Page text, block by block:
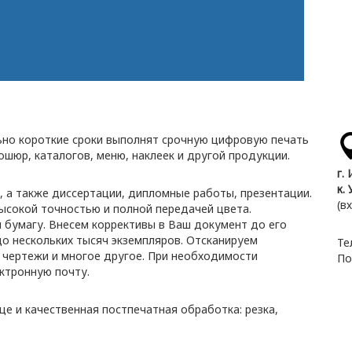
короткие сроки выполнят срочную цифровую печать
каталогов, меню, наклеек и другой продукции.
также диссертации, дипломные работы, презентации.
точностью и полной передачей цвета.
Внесем коррективы в Ваш документ до его
тысяч экземпляров. Отсканируем
и многое другое. При необходимости
почту.
качественная постпечатная обработка: резка,
г.
к.